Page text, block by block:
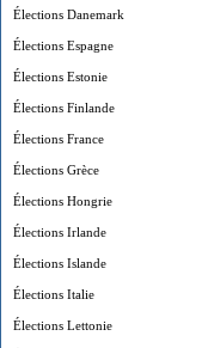
Élections Danemark
Élections Espagne
Élections Estonie
Élections Finlande
Élections France
Élections Grèce
Élections Hongrie
Élections Irlande
Élections Islande
Élections Italie
Élections Lettonie